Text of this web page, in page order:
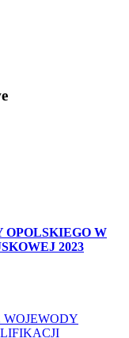
OPOLSKIEGO W
2023
WOJEWODY